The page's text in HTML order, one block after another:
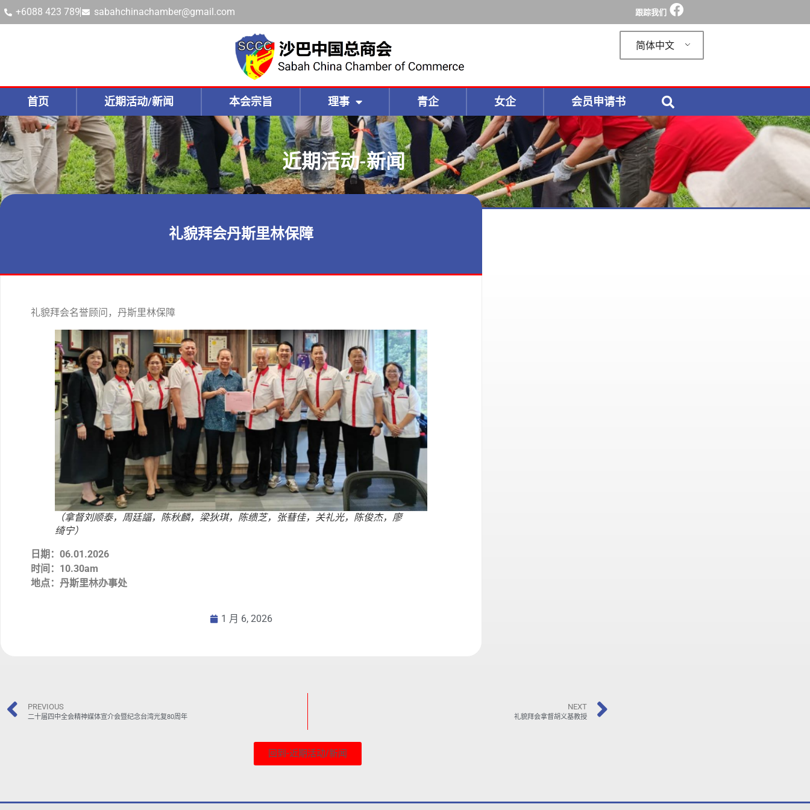
+6088 423 789 sabahchinachamber@gmail.com 跟踪我们
简体中文
首页 近期活动/新闻 本会宗旨 理事 青企 女企 会员申请书
近期活动-新闻
礼貌拜会丹斯里林保障
礼貌拜会名誉顾问，丹斯里林保障
（拿督刘顺泰，周廷諨，陈秋麟，梁狄琪，陈缋芝，张蔧佳，关礼光，陈俊杰，廖
绮宁）
日期：06.01.2026
时间：10.30am
地点：丹斯里林办事处
1 月 6, 2026
PREVIOUS
二十届四中全会精神媒体宣介会暨纪念台湾光复80周年
NEXT
礼貌拜会拿督胡义基教授
回到-近期活动/新闻